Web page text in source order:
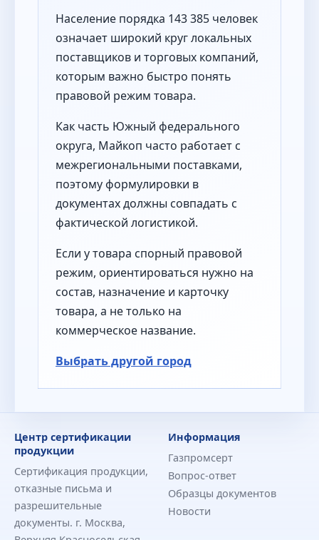
Население порядка 143 385 человек
означает широкий круг локальных
поставщиков и торговых компаний,
которым важно быстро понять
правовой режим товара.
Как часть Южный федерального
округа, Майкоп часто работает с
межрегиональными поставками,
поэтому формулировки в
документах должны совпадать с
фактической логистикой.
Если у товара спорный правовой
режим, ориентироваться нужно на
состав, назначение и карточку
товара, а не только на
коммерческое название.
Выбрать другой город
Центр сертификации
продукции
Сертификация продукции,
отказные письма и
разрешительные
документы. г. Москва,
Информация
Газпромсерт
Вопрос-ответ
Образцы документов
Новости